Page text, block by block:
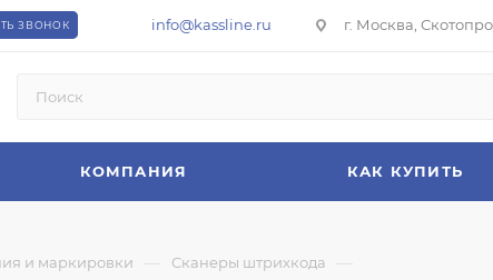
ЗВОНОК info@kassline.ru г. Москва,
КОМПАНИЯ КАК КУПИТЬ
и маркировки — Сканеры штрихкода —